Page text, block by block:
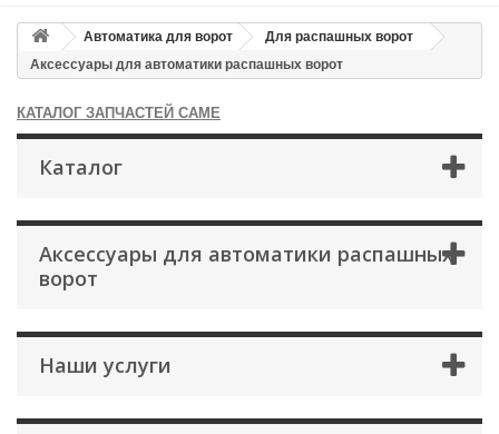
Автоматика для ворот
Для распашных ворот
Аксессуары для автоматики распашных ворот
КАТАЛОГ ЗАПЧАСТЕЙ CAME
Каталог
Аксессуары для автоматики распашных
ворот
Наши услуги
После оформления заказа с вами свяжется менеджер